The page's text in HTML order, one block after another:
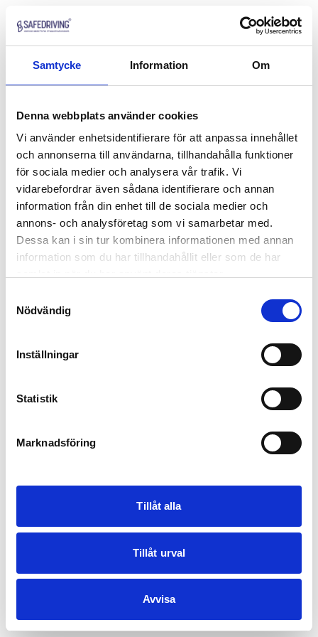
Samtycke Information Om
Denna webbplats använder cookies
Vi använder enhetsidentifierare för att anpassa innehållet
och annonserna till användarna, tillhandahålla funktioner
för sociala medier och analysera vår trafik. Vi
vidarebefordrar även sådana identifierare och annan
information från din enhet till de sociala medier och
annons- och analysföretag som vi samarbetar med.
Dessa kan i sin tur kombinera informationen med annan
information som du har tillhandahållit eller som de har
Nödvändig
Inställningar
Statistik
Marknadsföring
Tillåt alla
Tillåt urval
Avvisa